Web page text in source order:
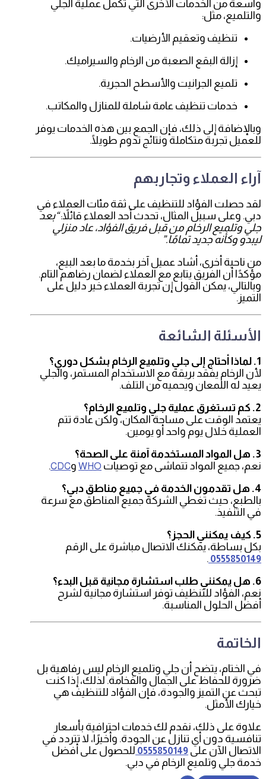
واسعة من الخدمات الأخرى التي تكمل عملية الجلي
والتلميع، مثل:
تنظيف وتعقيم الأرضيات.
إزالة البقع الصعبة من الرخام والسيراميك.
تلميع الجرانيت والأسطح الحجرية.
خدمات تنظيف عامة شاملة للمنازل والمكاتب.
وبالإضافة إلى ذلك، فإن الجمع بين هذه الخدمات يوفر
للعميل تجربة متكاملة ونتائج تدوم طويلًا.
آراء العملاء وتجاربهم
لقد حصلت الفؤاد للتنظيف على ثقة مئات العملاء في
دبي. وعلى سبيل المثال، تحدث أحد العملاء قائلاً:“بعد
جلي وتلميع الرخام من قبل فريق الفؤاد، عاد منزلي
ليبدو وكأنه جديد تمامًا.”
من ناحية أخرى، أشاد عميل آخر بخدمة ما بعد البيع،
مؤكدًا أن الفريق يتابع مع العملاء لضمان رضاهم التام.
وبالتالي، يمكن القول إن تجربة العملاء خير دليل على
التميز.
الأسئلة الشائعة
1. لماذا أحتاج إلى جلي وتلميع الرخام بشكل دوري؟
لأن الرخام يفقد بريقه مع الاستخدام المستمر، والجلي
يعيد له اللمعان ويحميه من التلف.
2. كم تستغرق عملية جلي وتلميع الرخام؟
يعتمد الوقت على مساحة المكان، ولكن عادة تتم
العملية خلال يوم واحد أو يومين.
3. هل المواد المستخدمة آمنة على الصحة؟
نعم، جميع المواد تتماشى مع توصيات WHO وCDC
.
4. هل تقدمون الخدمة في جميع مناطق دبي؟
بالطبع، حيث تغطي الشركة جميع المناطق مع سرعة
في التنفيذ.
5. كيف يمكنني الحجز؟
بكل بساطة، يمكنك الاتصال مباشرة على الرقم
0555850149
.
6. هل يمكنني طلب استشارة مجانية قبل البدء؟
نعم، الفؤاد للتنظيف توفر استشارة مجانية لشرح
أفضل الحلول المناسبة.
الخاتمة
في الختام، يتضح أن جلي وتلميع الرخام ليس رفاهية بل
ضرورة للحفاظ على الجمال والفخامة. لذلك، إذا كنت
تبحث عن التميز والجودة، فإن الفؤاد للتنظيف هي
خيارك الأمثل.
علاوة على ذلك، نقدم لك خدمات احترافية بأسعار
تنافسية دون أي تنازل عن الجودة. وأخيرًا، لا تتردد في
الاتصال الآن على 0555850149 للحصول على أفضل
خدمة جلي وتلميع الرخام في دبي.